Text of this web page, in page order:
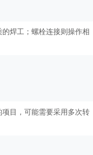
焊工；螺栓连接则操作相
目，可能需要采用多次转